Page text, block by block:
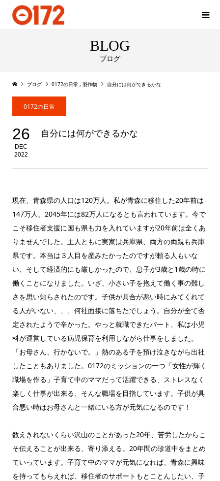
BLOG
ブログ
ブログ 0172の日常 , 製作物 自分には何ができるかな
0172の日常
26
DEC
2022
自分には何ができるかな
現在、青森県の人口は120万人。私が青森に移住した20年前は
147万人、2045年には82万人になるとも言われています。今で
こそ移住者支援に国も県も力を入れていますが20年前は全くあ
りませんでした。主人ともに実家は兵庫県、両方の両親も兵庫
県です。本当は３人目を産みたかったのですが頼る人もいな
い、そして経済的にも厳しかったので、息子が3歳と1歳の時に
働くことになりました。いざ、小さい子を抱えて働く事の難し
さを思い知らされたのです。子供が具合が悪い時にみてくれて
る人がいない、、、何社面接に落ちたでしょう。自分が全て否
定されたようで辛かった。やっと就職できたパート、私は小児
科が運営している病児保育を利用しながら仕事をしました。
「お母さん、行かないで。」熱のある子を預け泣きながら出社
したこともありました。0172のミッションの一つ「女性が輝く
職場を作る」子育て中のママだって活躍できる、ストレスなく
楽しく仕事が出来る、そんな職場を目指しています。子供が具
合悪い時はお母さんと一緒にいる方が元気になるのです！
数えきれないくらい沢山のことがあった20年、苦労したからこ
そ伝えることが出来る、寄り添える。20年間の珍道中をまとめ
ていっています。子育て中のママが元気になれば、青森に興味
を持ってもらえれば、移住者のサポートもとことんしたい、子